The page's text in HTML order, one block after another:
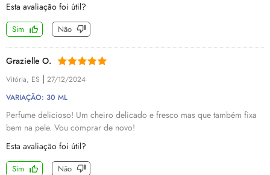
Esta avaliação foi útil?
Sim Não
Grazielle O.
Vitória, ES | 27/12/2024
VARIAÇÃO: 30 ML
Perfume delicioso! Um cheiro delicado e fresco mas que também fixa
bem na pele. Vou comprar de novo!
Esta avaliação foi útil?
Sim Não